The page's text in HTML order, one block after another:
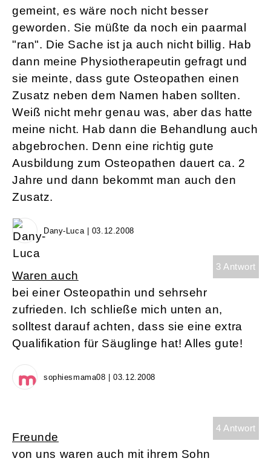
gemeint, es wäre noch nicht besser
geworden. Sie müßte da noch ein paarmal
"ran". Die Sache ist ja auch nicht billig. Hab
dann meine Physiotherapeutin gefragt und
sie meinte, dass gute Osteopathen einen
Zusatz neben dem Namen haben sollten.
Weiß nicht mehr genau was, aber das hatte
meine nicht. Hab dann die Behandlung auch
abgebrochen. Denn eine richtig gute
Ausbildung zum Osteopathen dauert ca. 2
Jahre und dann bekommt man auch den
Zusatz.
Dany-Luca | 03.12.2008
3 Antwort
Waren auch
bei einer Osteopathin und sehrsehr
zufrieden. Ich schließe mich unten an,
solltest darauf achten, dass sie eine extra
Qualifikation für Säuglinge hat! Alles gute!
sophiesmama08 | 03.12.2008
4 Antwort
Freunde
von uns waren auch mit ihrem Sohn